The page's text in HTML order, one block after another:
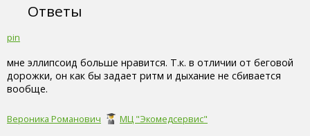
Ответы
pin
мне эллипсоид больше нравится. Т.к. в отличии от беговой
дорожки, он как бы задает ритм и дыхание не сбивается
вообще.
Вероника Романович МЦ "Экомедсервис"